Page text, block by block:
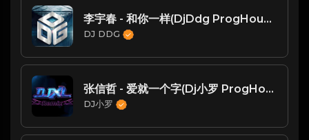
李宇春 - 和你一样(DjDdg ProgHouse Rmx 2024)
DJ DDG
张信哲 - 爱就一个字(Dj小罗 ProgHouse Mix国语男)
DJ小罗